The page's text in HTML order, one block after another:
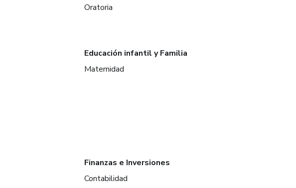
Oratoria
Educación infantil y Familia
Maternidad
Finanzas e Inversiones
Contabilidad